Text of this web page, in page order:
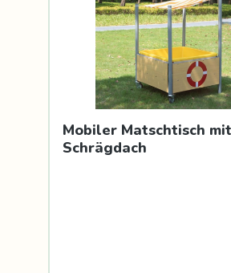
Mobiler Matschtisch mit
Schrägdach